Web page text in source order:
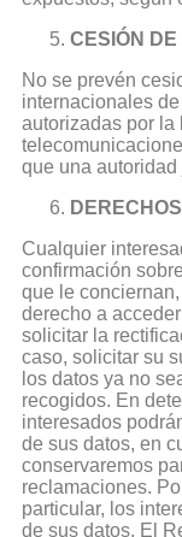
CESIÓN DE
No se prevén
internacionales
autorizadas por la
que una
Cualquier
confirmación
que le
derecho a
solicitar la
caso, solicitar su
los datos ya no
recogidos. En
interesados
de sus datos, en
conservaremos
reclamaciones.
particular, los
de sus datos. El